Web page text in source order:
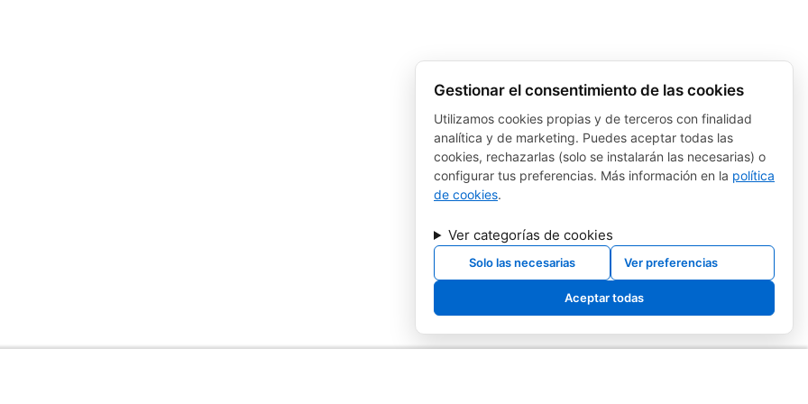
Gestionar el consentimiento de las cookies
Utilizamos cookies propias y de terceros con finalidad
analítica y de marketing. Puedes aceptar todas las
cookies, rechazarlas (solo se instalarán las necesarias) o
configurar tus preferencias. Más información en la política
de cookies.
Ver categorías de cookies
Solo las necesarias Ver preferencias
Aceptar todas